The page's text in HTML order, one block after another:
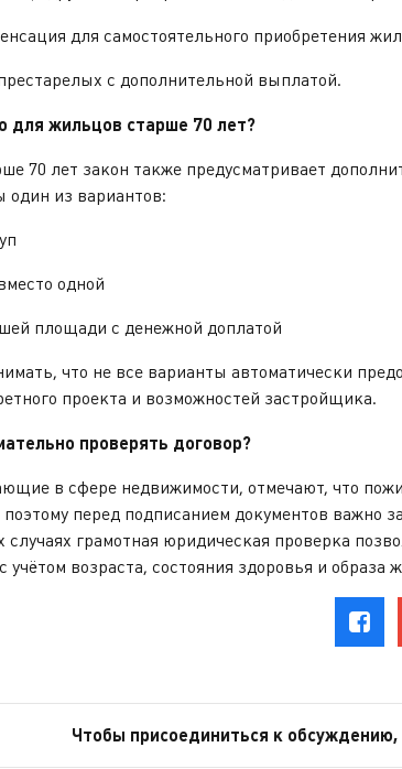
для самостоятельного приобретения
с дополнительной выплатой.
для жильцов старше 70 лет?
лет закон также предусматривает
один из вариантов:
одной
площади с денежной доплатой
что не все варианты автоматически
проекта и возможностей застройщика.
проверять договор?
в сфере недвижимости, отмечают, что
перед подписанием документов важно
случаях грамотная юридическая проверка
учётом возраста, состояния здоровья и образа
Чтобы присоединиться к обсуждению,